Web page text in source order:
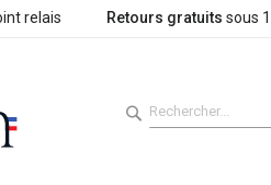
relais Retours gratuits sous